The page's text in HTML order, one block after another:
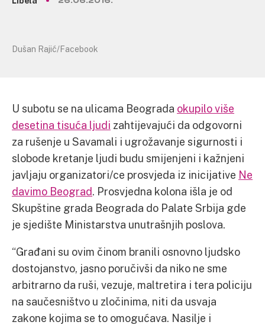
Dušan Rajić/Facebook
U subotu se na ulicama Beograda okupilo više
desetina tisuća ljudi zahtijevajući da odgovorni
za rušenje u Savamali i ugrožavanje sigurnosti i
slobode kretanje ljudi budu smijenjeni i kažnjeni
javljaju organizatori/ce prosvjeda iz inicijative Ne
davimo Beograd. Prosvjedna kolona išla je od
Skupštine grada Beograda do Palate Srbija gde
je sjedište Ministarstva unutrašnjih poslova.
“Građani su ovim činom branili osnovno ljudsko
dostojanstvo, jasno poručivši da niko ne sme
arbitrarno da ruši, vezuje, maltretira i tera policiju
na saučesništvo u zločinima, niti da usvaja
zakone kojima se to omogućava. Nasilje i